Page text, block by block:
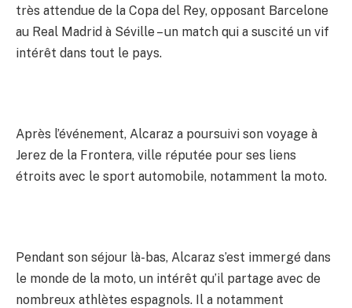
très attendue de la Copa del Rey, opposant Barcelone
au Real Madrid à Séville – un match qui a suscité un vif
intérêt dans tout le pays.
Après l’événement, Alcaraz a poursuivi son voyage à
Jerez de la Frontera, ville réputée pour ses liens
étroits avec le sport automobile, notamment la moto.
Pendant son séjour là-bas, Alcaraz s’est immergé dans
le monde de la moto, un intérêt qu’il partage avec de
nombreux athlètes espagnols. Il a notamment